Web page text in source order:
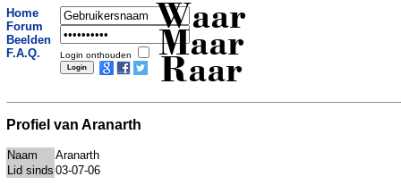
Home
Forum
Beelden
F.A.Q.
Login onthouden
Waar
Maar
Raar
Profiel van Aranarth
Naam
Aranarth
Lid sinds 03-07-06